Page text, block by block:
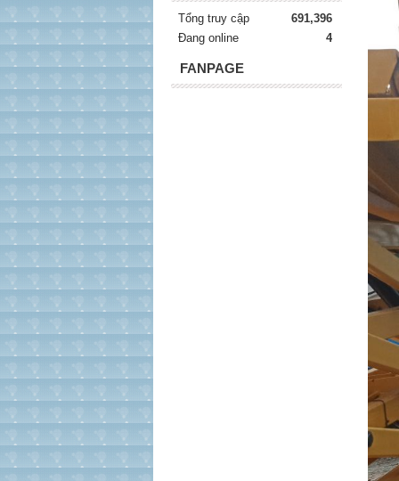
Tổng truy cập
691,396
Đang online
4
FANPAGE